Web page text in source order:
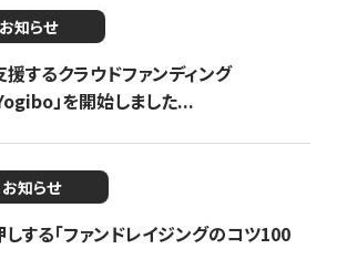
お知らせ
するクラウドファンディング
」を開始しました...
お知らせ
する「ファンドレイジングのコツ100